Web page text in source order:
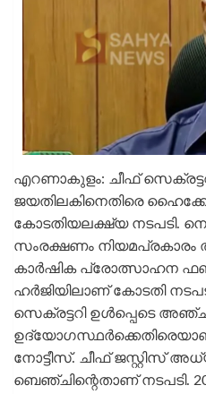
എറണാകുളം: ചീഫ്
ജയതിലകിനെതിരെ
കോടതിയലക്ഷ്യ നടപടി.
സംരക്ഷണം നിയമപ്രകാരം
കാർഷിക പ്രോത്സാഹന
ഹർജിയിലാണ് കോടതി
സെക്രട്ടറി ഉൾപ്പെടെ
നോട്ടീസ്. ചീഫ് ജസ്റ്റിസ്
ബെഞ്ചിന്റെതാണ് നടപടി.